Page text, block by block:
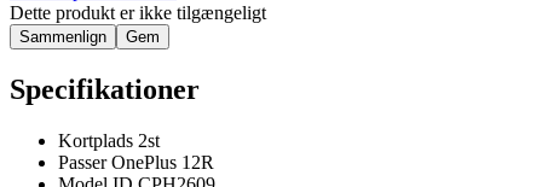
Dette produkt er ikke tilgængeligt
Sammenlign Gem
Specifikationer
Kortplads 2st
Passer OnePlus 12R